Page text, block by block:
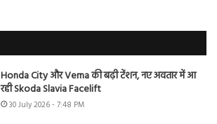
Honda City और Verna की बढ़ी टेंशन, नए अवतार में आ
रही Skoda Slavia Facelift
30 July 2026 - 7:48 PM